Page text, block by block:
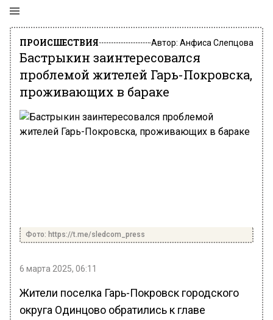
ПРОИСШЕСТВИЯ Автор: Анфиса Слепцова
Бастрыкин заинтересовался
проблемой жителей Гарь-Покровска,
проживающих в бараке
Фото: https://t.me/sledcom_press
6 марта 2025, 06:11
Жители поселка Гарь-Покровск городского
округа Одинцово обратились к главе